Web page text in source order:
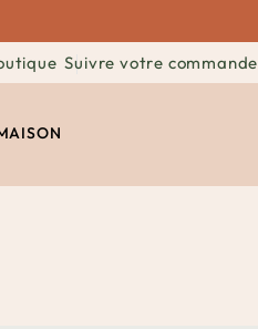
Suivre votre commande